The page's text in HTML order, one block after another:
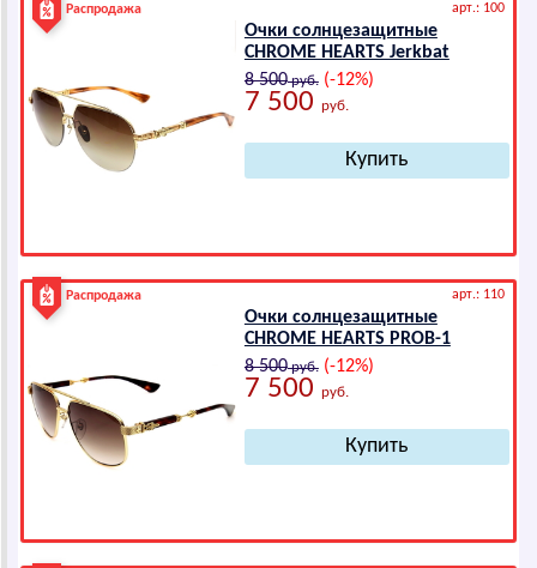
Распродажа арт.: 100
Очки солнцезащитные
СНRОМЕ НЕАRТS Jerkbat
8 500руб.(-12%)
7 500 руб.
Распродажа арт.: 110
Очки солнцезащитные
СНRОМЕ НЕАRТS PROB-1
8 500руб.(-12%)
7 500 руб.